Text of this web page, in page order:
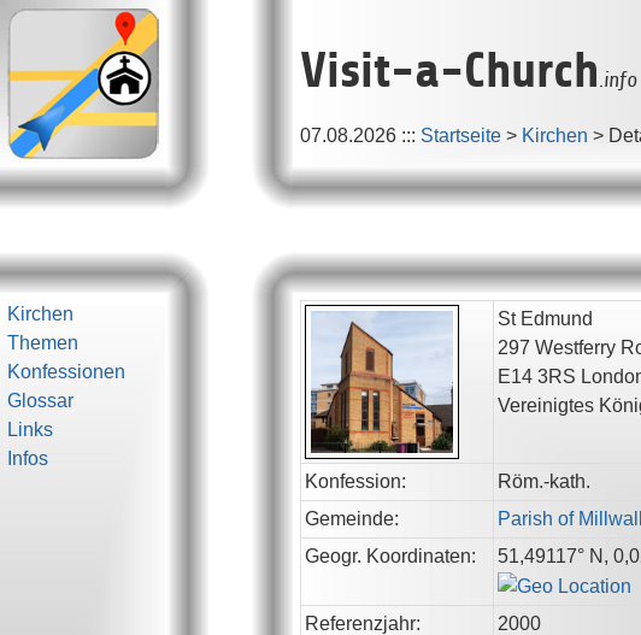
Visit-a-Church.info
07.08.2026 ::: Startseite > Kirchen >
Kirchen
Themen
Konfessionen
Glossar
Links
Infos
St Edmund
297 Westferry
E14 3RS
Vereinigtes
Konfession:
Röm.-kath.
Gemeinde:
Parish of Millwall
Geogr. Koordinaten:
51,49117° N,
Referenzjahr:
2000